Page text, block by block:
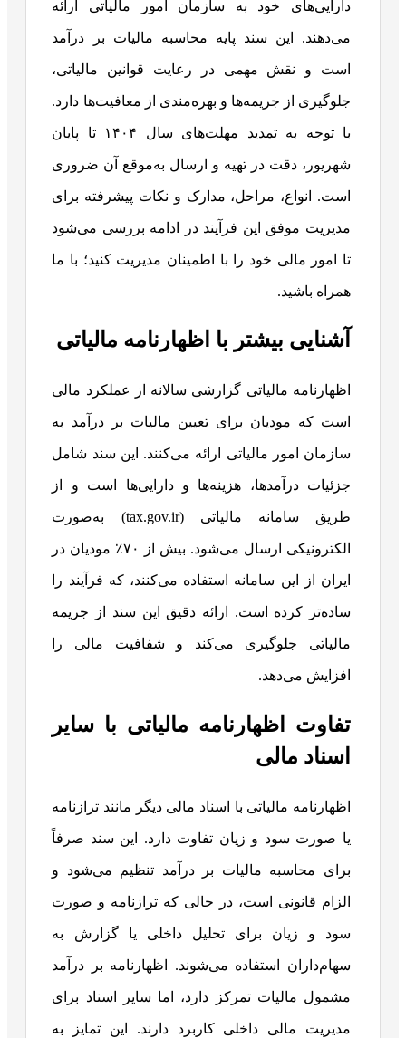
دارایی‌های خود به سازمان امور مالیاتی ارائه
می‌دهند. این سند پایه محاسبه مالیات بر درآمد
است و نقش مهمی در رعایت قوانین مالیاتی،
جلوگیری از جریمه‌ها و بهره‌مندی از معافیت‌ها دارد.
با توجه به تمدید مهلت‌های سال ۱۴۰۴ تا پایان
شهریور، دقت در تهیه و ارسال به‌موقع آن ضروری
است. انواع، مراحل، مدارک و نکات پیشرفته برای
مدیریت موفق این فرآیند در ادامه بررسی می‌شود
تا امور مالی خود را با اطمینان مدیریت کنید؛ با ما
همراه باشید.
آشنایی بیشتر با اظهارنامه مالیاتی
اظهارنامه مالیاتی گزارشی سالانه از عملکرد مالی
است که مودیان برای تعیین مالیات بر درآمد به
سازمان امور مالیاتی ارائه می‌کنند. این سند شامل
جزئیات درآمدها، هزینه‌ها و دارایی‌ها است و از
طریق سامانه مالیاتی (tax.gov.ir) به‌صورت
الکترونیکی ارسال می‌شود. بیش از ۷۰٪ مودیان در
ایران از این سامانه استفاده می‌کنند، که فرآیند را
ساده‌تر کرده است. ارائه دقیق این سند از جریمه
مالیاتی جلوگیری می‌کند و شفافیت مالی را
افزایش می‌دهد.
تفاوت اظهارنامه مالیاتی با سایر
اسناد مالی
اظهارنامه مالیاتی با اسناد مالی دیگر مانند ترازنامه
یا صورت سود و زیان تفاوت دارد. این سند صرفاً
برای محاسبه مالیات بر درآمد تنظیم می‌شود و
الزام قانونی است، در حالی که ترازنامه و صورت
سود و زیان برای تحلیل داخلی یا گزارش به
سهام‌داران استفاده می‌شوند. اظهارنامه بر درآمد
مشمول مالیات تمرکز دارد، اما سایر اسناد برای
مدیریت مالی داخلی کاربرد دارند. این تمایز به